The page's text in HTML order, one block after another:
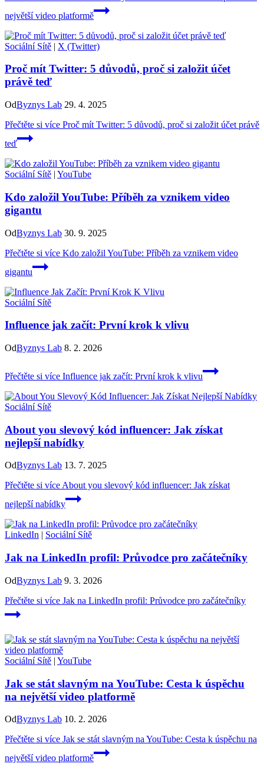
největší video platformě
Sociální Sítě | X (Twitter)
Proč mít Twitter: 5 důvodů, proč si založit účet
právě teď
OdByznys Lab 29. 4. 2025
Přečtěte si více Proč mít Twitter: 5 důvodů, proč si založit účet právě
teď
Sociální Sítě | YouTube
Kdo založil YouTube: Příběh za vznikem video
gigantu
OdByznys Lab 30. 9. 2025
Přečtěte si více Kdo založil YouTube: Příběh za vznikem video
gigantu
Sociální Sítě
Influence jak začít: První krok k vlivu
OdByznys Lab 8. 2. 2026
Přečtěte si více Influence jak začít: První krok k vlivu
Sociální Sítě
About you slevový kód influencer: Jak získat
nejlepší nabídky
OdByznys Lab 13. 7. 2025
Přečtěte si víceAbout you slevový kód influencer: Jak získat
nejlepší nabídky
LinkedIn | Sociální Sítě
Jak na LinkedIn profil: Průvodce pro začátečníky
OdByznys Lab 9. 3. 2026
Přečtěte si více Jak na LinkedIn profil: Průvodce pro začátečníky
Sociální Sítě | YouTube
Jak se stát slavným na YouTube: Cesta k úspěchu
na největší video platformě
OdByznys Lab 10. 2. 2026
Přečtěte si více Jak se stát slavným na YouTube: Cesta k úspěchu na
největší video platformě